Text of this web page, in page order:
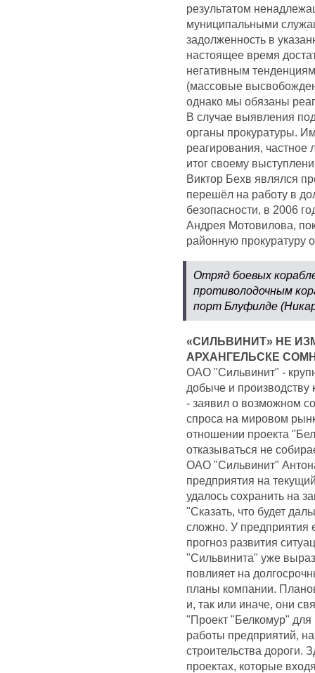
результатом
муниципальными
задолженность в
настоящее время
негативным
(массовые
однако мы обязаны
В случае выявления
органы прокуратуры.
реагирования, частное
итог своему
Виктор Бехв являлся
перешёл на работу в
безопасности, в 2006
Андрея Мотовилова,
районную прокуратуру
Отряд боевых
противолодочным
порт Блуфилде
«СИЛЬВИНИТ» НЕ
АРХАНГЕЛЬСКЕ
ОАО "Сильвинит" -
добыче и
- заявил о возможном
спроса на мировом
отношении проекта
отказываться не
ОАО "Сильвинит"
предприятия на
удалось сохранить на
"Сказать, что будет
сложно. У предприятия
прогноз развития
"Сильвинита" уже
повлияет на
планы компании.
и, так или иначе, они
"Проект "Белкомур" для
работы предприятий,
строительства дороги.
проектах, которые